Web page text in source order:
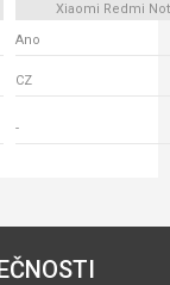
Xiaomi Redmi
Ano
CZ
-